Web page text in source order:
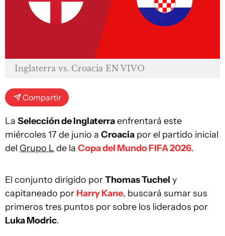
Inglaterra vs. Croacia EN VIVO
Compartir
La Selección de Inglaterraenfrentará este
miércoles 17 de junio a Croacia por el partido inicial
del Grupo L de la Copa del Mundo FIFA 2026.
El conjunto dirigido porThomas Tuchel y
capitaneado por Harry Kane, buscará sumar sus
primeros tres puntos por sobre los liderados por
Luka Modric.